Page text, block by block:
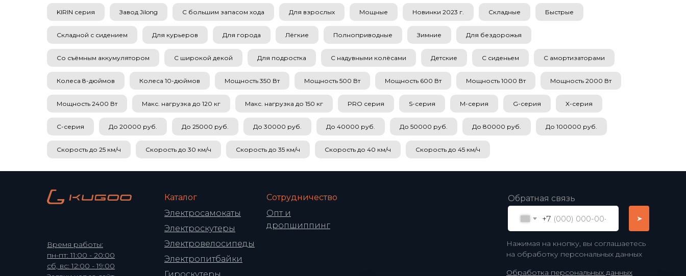
KIRIN серия Завод Jilong С большим запасом хода Для взрослых Мощные Новинки 2023 г. Складные Быстрые
Складной с сидением Для курьеров Для города Лёгкие Полноприводные Зимние Для бездорожья
Со съёмным аккумулятором С широкой декой Для подростка С надувными колёсами Детские С сиденьем С амортизаторами
Колеса 8-дюймов Колеса 10-дюймов Мощность 350 Вт Мощность 500 Вт Мощность 600 Вт Мощность 1000 Вт Мощность 2000 Вт
Мощность 2400 Вт Макс. нагрузка до 120 кг Макс. нагрузка до 150 кг PRO серия S-серия M-серия G-серия X-серия
C-серия До 20000 руб. До 25000 руб. До 30000 руб. До 40000 руб. До 50000 руб. До 80000 руб. До 100000 руб.
Скорость до 25 км/ч Скорость до 30 км/ч Скорость до 35 км/ч Скорость до 40 км/ч Скорость до 45 км/ч
Обработка персональных данных
Электровелосипеды
Электропитбайки
Сотрудничество
Каталог
Электросамокаты
Электроскутеры
Обратная связь
+7 ➤
Нажимая на кнопку, вы соглашаетесь
на обработку персональных данных
Опт и
дропшиппинг
Время работы:
пн-пт: 11:00 - 20:00
сб, вс: 12:00 - 19:00